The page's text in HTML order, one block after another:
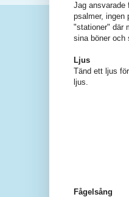
Jag ansvarade
psalmer, ingen
"stationer" där
sina böner och
Ljus
Tänd ett ljus
ljus.
Fågelsång